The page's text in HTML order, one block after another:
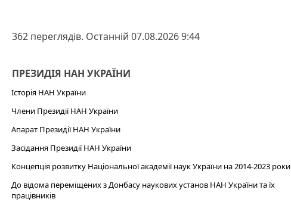
362 переглядів. Останній 07.08.2026 9:44
ПРЕЗИДІЯ НАН УКРАЇНИ
Історія НАН України
Члени Президії НАН України
Апарат Президії НАН України
Засідання Президії НАН України
Концепція розвитку Національної академії наук України на 2014-2023 роки
До відома переміщених з Донбасу наукових установ НАН України та їх
працівників